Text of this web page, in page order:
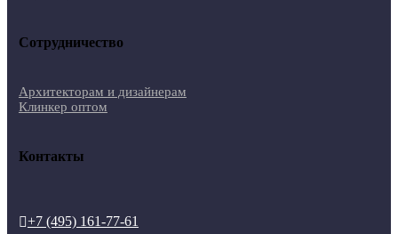
Сотрудничество
Архитекторам и дизайнерам
Клинкер оптом
Контакты
+7 (495) 161-77-61